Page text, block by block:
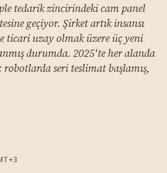
tedarik zincirindeki cam panel
geçiyor. Şirket artık insansı
ticari uzay olmak üzere üç yeni
durumda. 2025'te her alanda
seri teslimat başlamış,